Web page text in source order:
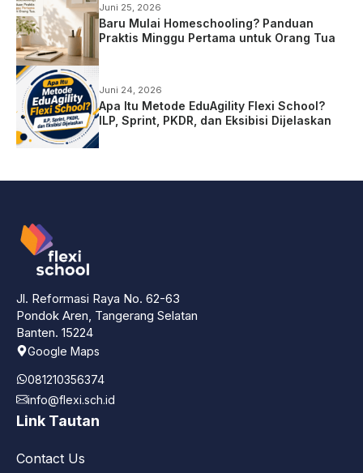
Juni 25, 2026
Baru Mulai Homeschooling? Panduan
Praktis Minggu Pertama untuk Orang Tua
Juni 24, 2026
Apa Itu Metode EduAgility Flexi School?
ILP, Sprint, PKDR, dan Eksibisi Dijelaskan
Jl. Reformasi Raya No. 62-63
Pondok Aren, Tangerang Selatan
Banten. 15224
Google Maps
081210356374
info@flexi.sch.id
Link Tautan
Contact Us